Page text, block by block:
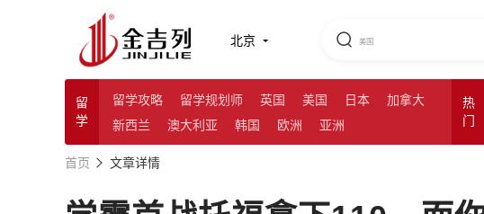
北京
留
学
留学攻略 留学规划师 英国 美国 日本
加拿大
新西兰
澳大利亚 韩国 欧洲 亚洲
热
门
首页 文章详情